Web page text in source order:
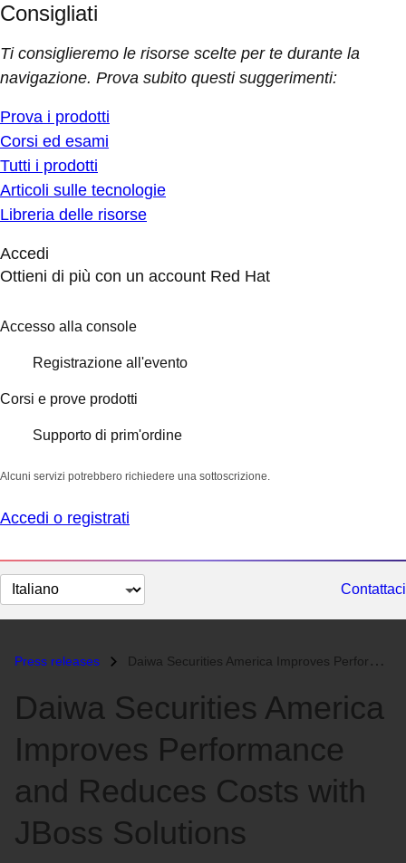
Consigliati
Ti consiglieremo le risorse scelte per te durante la
navigazione. Prova subito questi suggerimenti:
Prova i prodotti
Corsi ed esami
Tutti i prodotti
Articoli sulle tecnologie
Libreria delle risorse
Accedi
Ottieni di più con un account Red Hat
Accesso alla console
Registrazione all'evento
Corsi e prove prodotti
Supporto di prim'ordine
Alcuni servizi potrebbero richiedere una sottoscrizione.
Accedi o registrati
Cambia
lingua
Contattaci
Press releases Daiwa Securities America Improves Performance and Reduces Costs with J...
Daiwa Securities America
Improves Performance
and Reduces Costs with
JBoss Solutions